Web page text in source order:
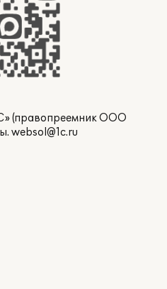
(правопреемник ООО
websol@1c.ru